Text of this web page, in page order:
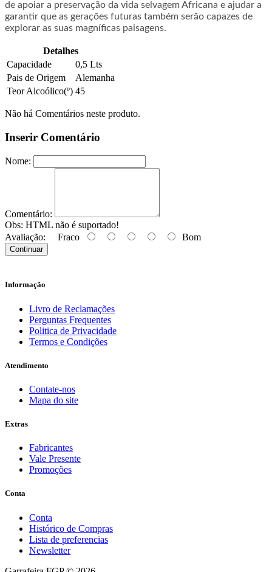
de apoiar a preservação da vida selvagem Africana e ajudar a
garantir que as gerações futuras também serão capazes de
explorar as suas magníficas paisagens.
Detalhes
Capacidade
0,5 Lts
Pais de Origem
Alemanha
Teor Alcoólico(º) 45
Não há Comentários neste produto.
Inserir Comentário
Nome:
Comentário:
Obs: HTML não é suportado!
Avaliação: Fraco Bom
Continuar
Informação
Livro de Reclamações
Perguntas Frequentes
Politica de Privacidade
Termos e Condições
Atendimento
Contate-nos
Mapa do site
Extras
Fabricantes
Vale Presente
Promoções
Conta
Conta
Histórico de Compras
Lista de preferencias
Newsletter